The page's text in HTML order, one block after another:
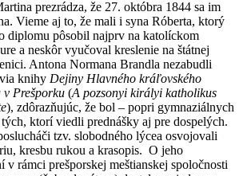
prezrádza, že 27. októbra 1844 sa im
Vieme aj to, že mali i syna Róberta, ktorý
diplomu pôsobil najprv na katolíckom
a neskôr vyučoval kreslenie na štátnej
Antona Normana Brandla nezabudli
knihy Dejiny Hlavného kráľovského
v Prešporku (A pozsonyi királyi katholikus
), zdôrazňujúc, že bol – popri gymnaziálnych
ktorí viedli prednášky aj pre dospelých.
tzv. slobodného lýcea osvojovali
kresbu rukou a krasopis. O jeho
v rámci prešporskej meštianskej spoločnosti